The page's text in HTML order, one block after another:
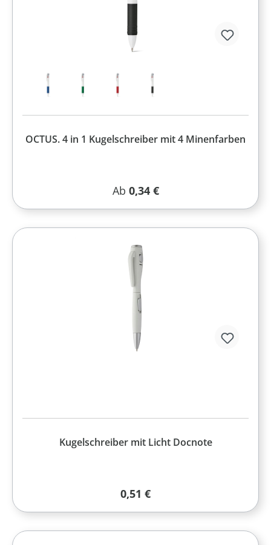
OCTUS. 4 in 1 Kugelschreiber mit 4 Minenfarben
Regulärer Preis:
Ab 0,34 €
Kugelschreiber mit Licht Docnote
Regulärer Preis:
0,51 €